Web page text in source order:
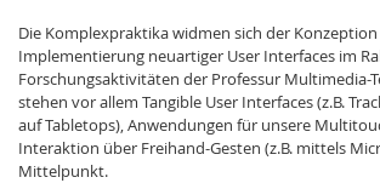
Die Komplexpraktika widmen sich der
Implementierung neuartiger User Interfaces im
Forschungsaktivitäten der Professur Multimedia-
stehen vor allem Tangible User Interfaces (z.B.
auf Tabletops), Anwendungen für unsere
Interaktion über Freihand-Gesten (z.B. mittels
Mittelpunkt.